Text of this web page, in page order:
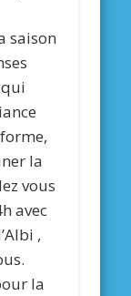
saison
la
vous
avec
,
la